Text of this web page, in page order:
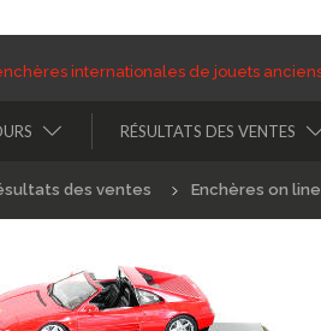
RÉSULTATS DES VENTES
des ventes Enchères on line